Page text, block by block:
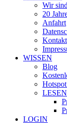
Wir
20
Anfahrt
Kontakt
WISSEN
Blog
LESEN
LOGIN